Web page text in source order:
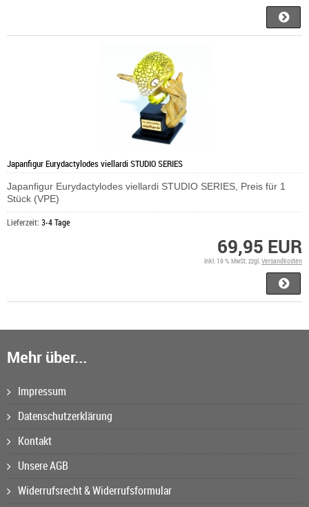
Japanfigur Eurydactylodes viellardi STUDIO SERIES
Japanfigur Eurydactylodes viellardi STUDIO SERIES, Preis für 1
Stück (VPE)
Lieferzeit: 3-4 Tage
69,95 EUR
inkl. 19 % MwSt. zzgl.Versandkosten
Mehr über...
Impressum
Datenschutzerklärung
Kontakt
Unsere AGB
Widerrufsrecht & Widerrufsformular